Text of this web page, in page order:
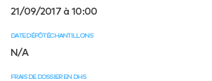
21/09/2017 à 10:00
DATE DÉPÔT ÉCHANTILLONS
N/A
FRAIS DE DOSSIER EN DHS